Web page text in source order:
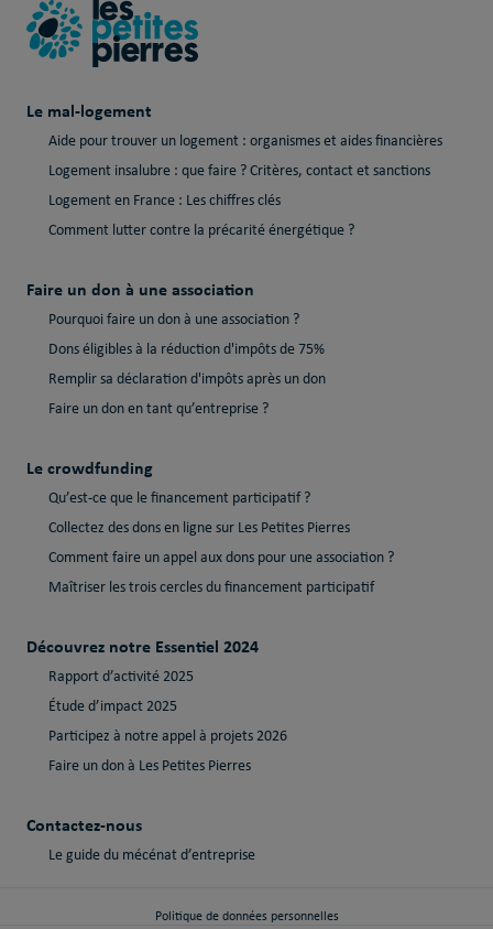
Le mal-logement
Aide pour trouver un logement : organismes et aides financières
Logement insalubre : que faire ? Critères, contact et sanctions
Logement en France : Les chiffres clés
Comment lutter contre la précarité énergétique ?
Faire un don à une association
Pourquoi faire un don à une association ?
Dons éligibles à la réduction d'impôts de 75%
Remplir sa déclaration d'impôts après un don
Faire un don en tant qu’entreprise ?
Le crowdfunding
Qu’est-ce que le financement participatif ?
Collectez des dons en ligne sur Les Petites Pierres
Comment faire un appel aux dons pour une association ?
Maîtriser les trois cercles du financement participatif
Découvrez notre Essentiel 2024
Rapport d’activité 2025
Étude d’impact 2025
Participez à notre appel à projets 2026
Faire un don à Les Petites Pierres
Contactez-nous
Le guide du mécénat d’entreprise
Politique de données personnelles